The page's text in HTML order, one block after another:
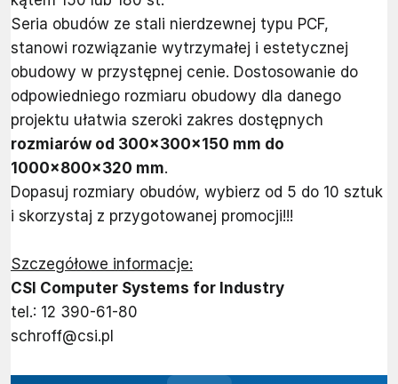
Seria obudów ze stali nierdzewnej typu PCF,
stanowi rozwiązanie wytrzymałej i estetycznej
obudowy w przystępnej cenie. Dostosowanie do
odpowiedniego rozmiaru obudowy dla danego
projektu ułatwia szeroki zakres dostępnych
rozmiarów od 300x300x150 mm do
1000x800x320 mm.
Dopasuj rozmiary obudów, wybierz od 5 do 10 sztuk
i skorzystaj z przygotowanej promocji!!!
Szczegółowe informacje:
CSI Computer Systems for Industry
tel.: 12 390-61-80
schroff@csi.pl